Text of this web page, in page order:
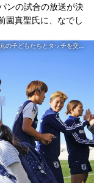
ンの試合の放送が決
園真聖氏に、なでし
17日 NZで初練習を行ったなでしこ。練習後、見学に訪れた地元の子どもたちとタッチを交わした (C)共同通信